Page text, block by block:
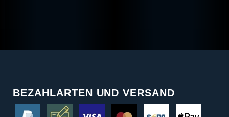
BEZAHLARTEN UND VERSAND